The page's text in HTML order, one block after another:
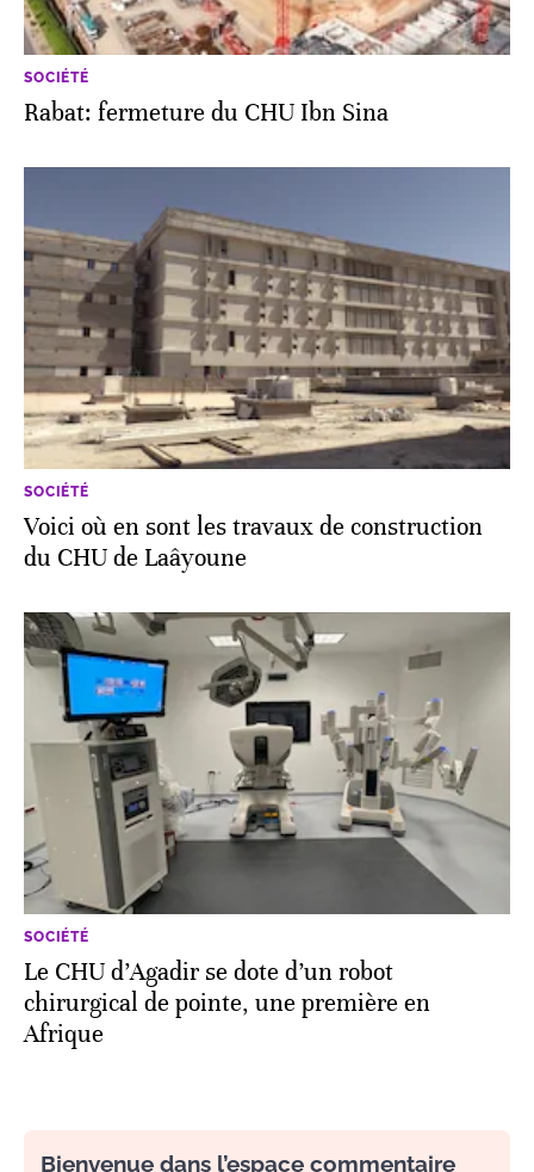
SOCIÉTÉ
Rabat: fermeture du CHU Ibn Sina
SOCIÉTÉ
Voici où en sont les travaux de construction
du CHU de Laâyoune
SOCIÉTÉ
Le CHU d’Agadir se dote d’un robot
chirurgical de pointe, une première en
Afrique
Bienvenue dans l’espace commentaire